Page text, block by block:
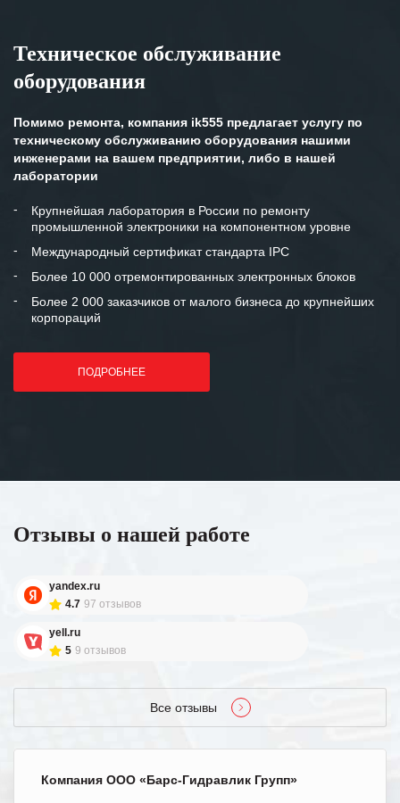
Техническое обслуживание
оборудования
Помимо ремонта, компания ik555 предлагает услугу по
техническому обслуживанию оборудования нашими
инженерами на вашем предприятии, либо в нашей
лаборатории
Крупнейшая лаборатория в России по ремонту
промышленной электроники на компонентном уровне
Международный сертификат стандарта IPC
Более 10 000 отремонтированных электронных блоков
Более 2 000 заказчиков от малого бизнеса до крупнейших
корпораций
ПОДРОБНЕЕ
Отзывы о нашей работе
yandex.ru
4.7 97 отзывов
yell.ru
5 9 отзывов
Все отзывы
Компания ООО «Барс-Гидравлик Групп»